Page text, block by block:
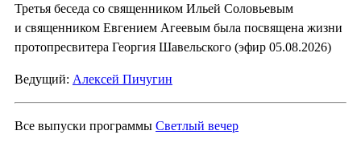
Третья беседа со священником Ильей Соловьевым
и священником Евгением Агеевым была посвящена жизни
протопресвитера Георгия Шавельского (эфир 05.08.2026)
Ведущий: Алексей Пичугин
Все выпуски программы Светлый вечер